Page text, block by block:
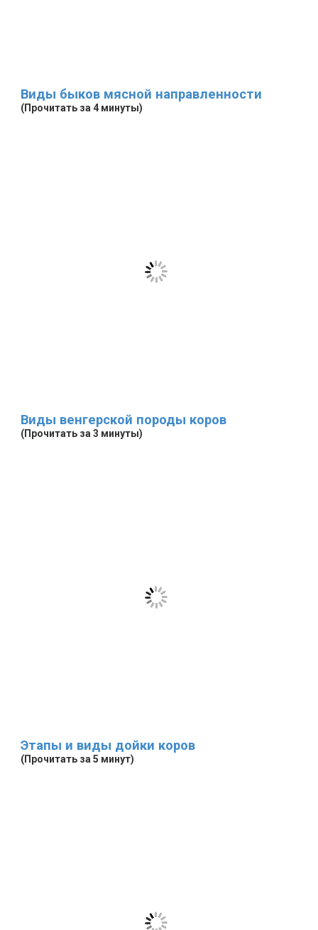
Виды быков мясной направленности
(Прочитать за 4 минуты)
Виды венгерской породы коров
(Прочитать за 3 минуты)
Этапы и виды дойки коров
(Прочитать за 5 минут)